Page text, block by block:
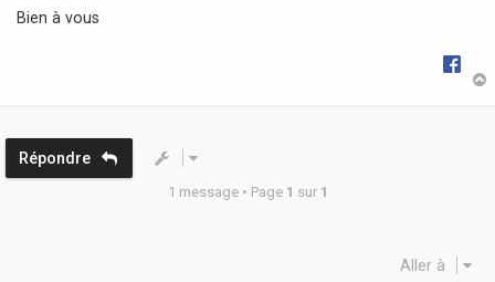
Bien à vous
Répondre
1 message • Page 1 sur 1
Aller à